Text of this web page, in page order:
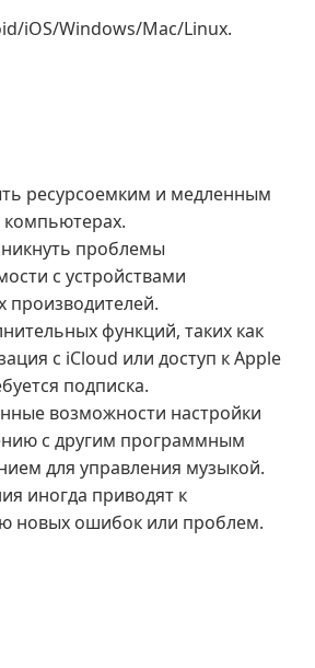
iOS/Windows/Mac/Linux.
ресурсоемким и медленным
компьютерах.
проблемы
с устройствами
производителей.
функций, таких как
с iCloud или доступ к Apple
подписка.
возможности настройки
с другим программным
для управления музыкой.
иногда приводят к
новых ошибок или проблем.